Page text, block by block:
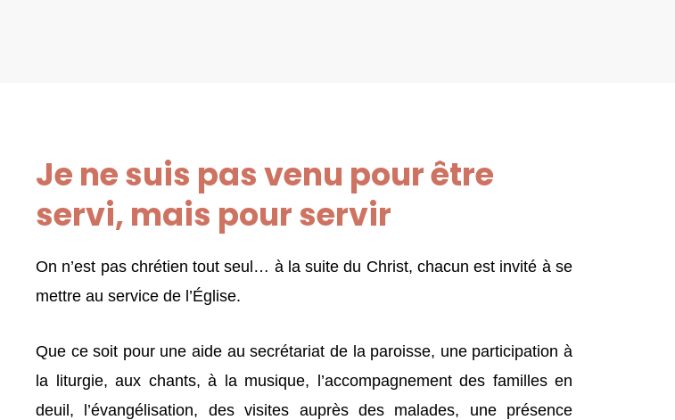
Je ne suis pas venu pour être
servi, mais pour servir
On n’est pas chrétien tout seul… à la suite du Christ, chacun est invité à se
mettre au service de l’Église.
Que ce soit pour une aide au secrétariat de la paroisse, une participation à
la liturgie, aux chants, à la musique, l’accompagnement des familles en
deuil, l’évangélisation, des visites auprès des malades, une présence